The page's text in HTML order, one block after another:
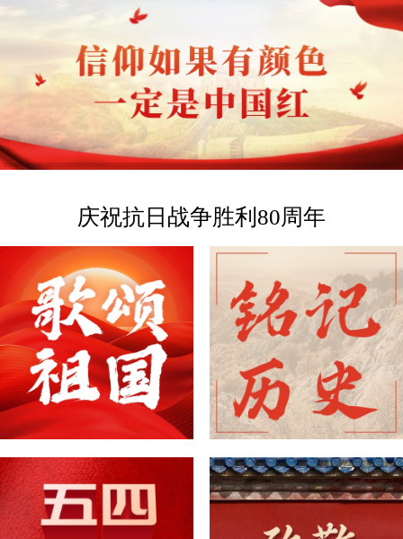
庆祝抗日战争胜利80周年